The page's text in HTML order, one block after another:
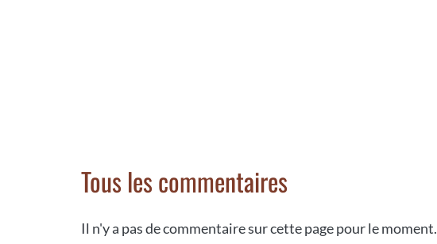
Tous les commentaires
Il n'y a pas de commentaire sur cette page pour le moment.